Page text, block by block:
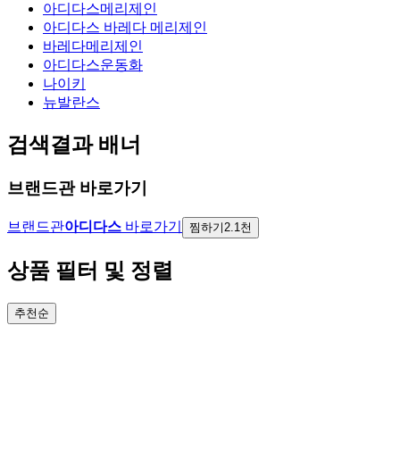
아디다스메리제인
아디다스 바레다 메리제인
바레다메리제인
아디다스운동화
나이키
뉴발란스
검색결과 배너
브랜드관 바로가기
브랜드관아디다스 바로가기 찜하기 2.1천
상품 필터 및 정렬
추천순